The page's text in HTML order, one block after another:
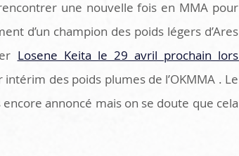
une nouvelle fois en MMA pour
d’un champion des poids légers d’Ares
Losene Keita le 29 avril prochain lors
des poids plumes de l’OKMMA . Le
annoncé mais on se doute que cela